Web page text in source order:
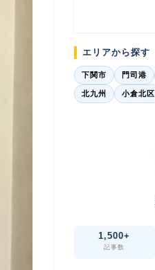
エリアから探す
下関市 門司港
北九州 小倉北区
1,500+
記事数